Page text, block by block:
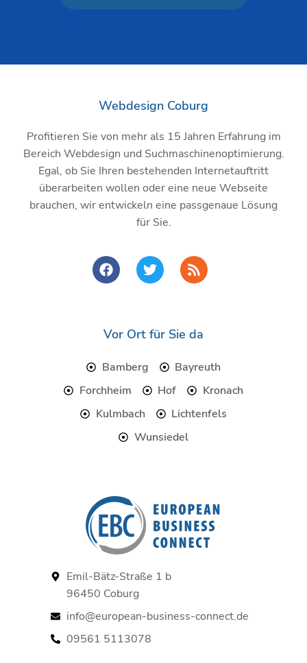
Webdesign Coburg
Profitieren Sie von mehr als 15 Jahren Erfahrung im
Bereich Webdesign und Suchmaschinenoptimierung.
Egal, ob Sie Ihren bestehenden Internetauftritt
überarbeiten wollen oder eine neue Webseite
brauchen, wir entwickeln eine passgenaue Lösung
für Sie.
F
a
c
o
o
T
w
i
e
r
R
s
s
Vor Ort für Sie da
Bamberg
Bayreuth
Forchheim
Hof
Kronach
Kulmbach
Lichtenfels
Wunsiedel
Emil-Bätz-Straße 1 b
96450 Coburg
info@european-business-connect.de
09561 5113078